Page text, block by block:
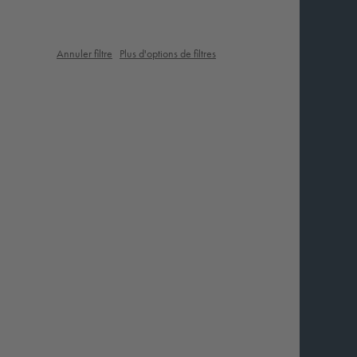
Annuler filtre Plus d'options de filtres